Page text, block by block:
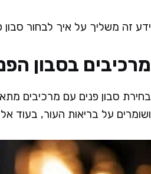
ידע זה משליך על איך לבחור
מרכיבים בסבון
בחירת סבון פנים עם מרכיבים
ושומרים על בריאות העור, בעוד